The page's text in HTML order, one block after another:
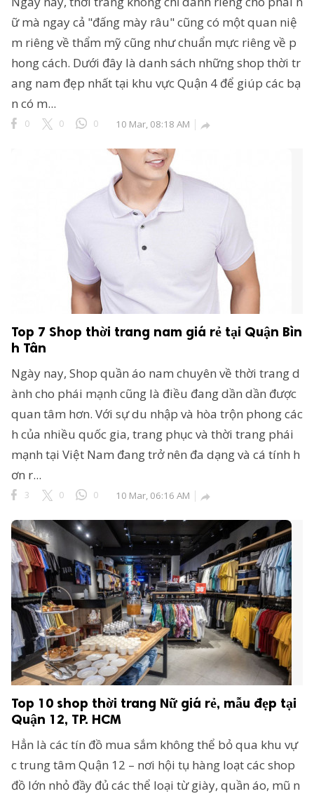
ữ mà ngay cả "đấng mày râu" cũng có một quan niệ
m riêng về thẩm mỹ cũng như chuẩn mực riêng về p
hong cách. Dưới đây là danh sách những shop thời tr
ang nam đẹp nhất tại khu vực Quận 4 để giúp các bạ
n có m...
0 0 0 10 Mar, 08:18 AM 
Top 7 Shop thời trang nam giá rẻ tại Quận Bìn
h Tân
Ngày nay, Shop quần áo nam chuyên về thời trang d
ành cho phái mạnh cũng là điều đang dần dần được
quan tâm hơn. Với sự du nhập và hòa trộn phong các
h của nhiều quốc gia, trang phục và thời trang phái
mạnh tại Việt Nam đang trở nên đa dạng và cá tính h
ơn r...
3 0 0 10 Mar, 06:16 AM 
Top 10 shop thời trang Nữ giá rẻ, mẫu đẹp tại
Quận 12, TP. HCM
Hẳn là các tín đồ mua sắm không thể bỏ qua khu vự
c trung tâm Quận 12 – nơi hội tụ hàng loạt các shop
đồ lớn nhỏ đầy đủ các thể loại từ giày, quần áo, mũ n